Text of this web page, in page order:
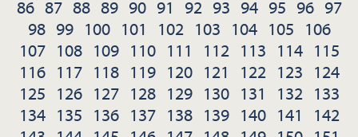
86 87 88 89 90 91 92 93 94 95 96 97
98 99 100 101 102 103 104 105 106
107 108 109 110 111 112 113 114 115
116 117 118 119 120 121 122 123 124
125 126 127 128 129 130 131 132 133
134 135 136 137 138 139 140 141
142